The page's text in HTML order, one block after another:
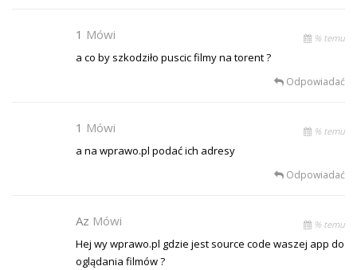
1 Mówi % temu
a co by szkodziło puscic filmy na torent ?
Odpowiadać
1 Mówi % temu
a na wprawo.pl podać ich adresy
Odpowiadać
Az Mówi % temu
Hej wy wprawo.pl gdzie jest source code waszej app do
oglądania filmów ?